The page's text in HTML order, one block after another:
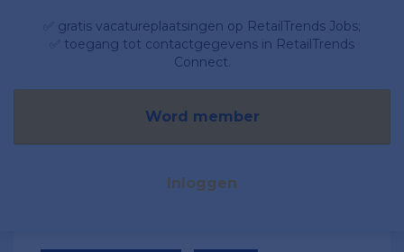
✅ gratis vacatureplaatsingen op RetailTrends Jobs;
✅ toegang tot contactgegevens in RetailTrends
Connect.
Word member
Inloggen